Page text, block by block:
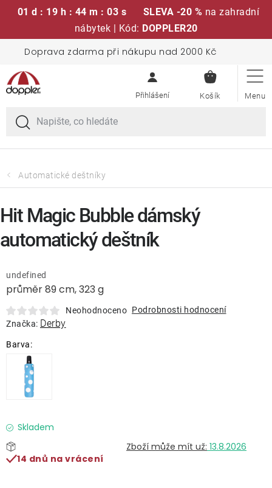
01 d : 19 h : 44 m : 03 s SLEVA -20 % na zahradní
nábytek | Kód: DOPPLER20
obsah
Doprava zdarma při nákupu nad 2000 Kč
KOŠÍK
Sedací soupravy
Slunečníky
Křesla a židle
Lavice a houpačky
Lehátka
Doplňky
Kolekce
Prodávané značky
Automatické deštníky
průměr 89 cm, 323 g
undefined
Neohodnoceno Podrobnosti hodnocení
Značka: Derby
Skladem
13.8.2026
14 dnů na vrácení
Hit Magic Bubble dámský
automatický deštník